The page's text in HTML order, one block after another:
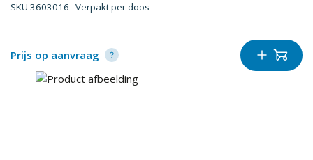
SKU 3603016 Verpakt perdoos
Prijs op aanvraag